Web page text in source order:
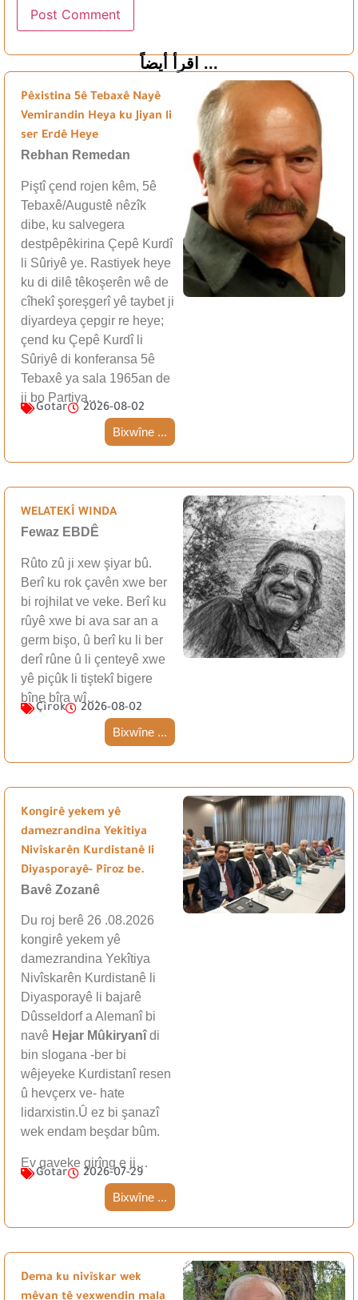
اقرأ أيضاً ...
Pêxistina 5ê Tebaxê Nayê
Vemirandin Heya ku Jiyan li
ser Erdê Heye
Rebhan Remedan
Piştî çend rojen kêm, 5ê
Tebaxê/Augustê nêzîk
dibe, ku salvegera
destpêpêkirina Çepê Kurdî
li Sûriyê ye. Rastiyek heye
ku di dilê têkoşerên wê de
cîhekî şoreşgerî yê taybet ji
diyardeya çepgir re heye;
çend ku Çepê Kurdî li
Sûriyê di konferansa 5ê
Tebaxê ya sala 1965an de
ji bo Partiya…
Gotar 2026-08-02
Bixwîne ...
WELATEKÎ WINDA
Fewaz EBDÊ
Rûto zû ji xew şiyar bû.
Berî ku rok çavên xwe ber
bi rojhilat ve veke. Berî ku
rûyê xwe bi ava sar an a
germ bişo, û berî ku li ber
derî rûne û li çenteyê xwe
yê piçûk li tiştekî bigere
bîne bîra wî…
Çîrok 2026-08-02
Bixwîne ...
Kongirê yekem yê
damezrandina Yekîtiya
Nivîskarên Kurdistanê li
Diyasporayê- Pîroz be.
Bavê Zozanê
Du roj berê 26 .08.2026
kongirê yekem yê
damezrandina Yekîtiya
Nivîskarên Kurdistanê li
Diyasporayê li bajarê
Dûsseldorf a Alemanî bi
navê Hejar Mûkiryanîdi
bin slogana -ber bi
wêjeyeke Kurdistanî resen
û hevçerx ve- hate
lidarxistin.Û ez bi şanazî
wek endam beşdar bûm.
Ev gaveke girîng e ji…
Gotar 2026-07-29
Bixwîne ...
Dema ku nivîskar wek